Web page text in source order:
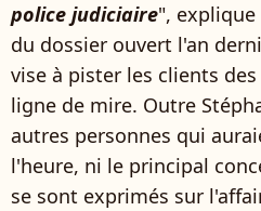
police judiciaire",
du dossier ouvert l'an
vise à pister les clients
ligne de mire. Outre
autres personnes qui
l'heure, ni le principal
se sont exprimés sur